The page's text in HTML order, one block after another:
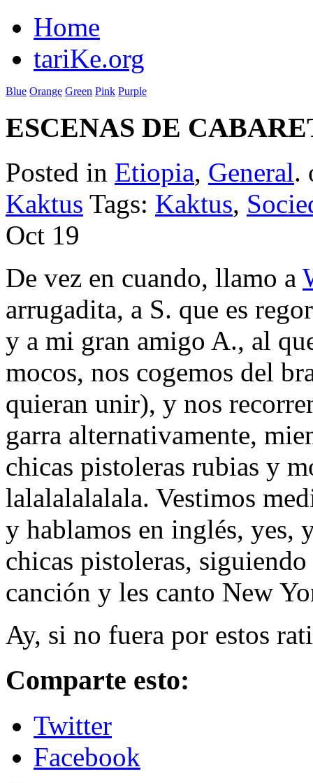
Home
tariKe.org
Blue Orange Green Pink Purple
ESCENAS DE
Posted in Etiopia, General.
Kaktus Tags: Kaktus,
Oct 19
De vez en cuando, llamo a
arrugadita, a S. que es
y a mi gran amigo A., al
mocos, nos cogemos del
quieran unir), y nos
garra alternativamente,
chicas pistoleras rubias y
lalalalalalala. Vestimos
y hablamos en inglés, yes,
chicas pistoleras,
canción y les canto New
Ay, si no fuera por estos
Comparte esto:
Twitter
Facebook